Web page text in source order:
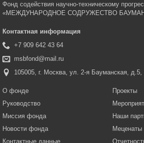
Фонд содействия научно-техническому
«МЕЖДУНАРОДНОЕ СОДРУЖЕСТВО
Контактная информация
+7 909 642 43 64
msbfond@mail.ru
105005, г. Москва, ул. 2-я Бауманская, д.5,
О фонде
Руководство
Миссия фонда
Новости фонда
Контактные данные
Проекты
Наши
Меценаты